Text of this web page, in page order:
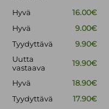
Hyvä
16.00€
Hyvä
9.00€
Tyydyttävä 9.90€
Uutta
vastaava
19.90€
Hyvä
18.90€
Tyydyttävä 17.90€